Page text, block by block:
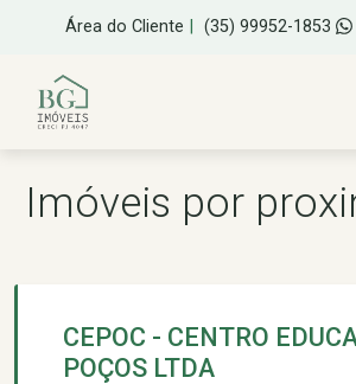
Área do Cliente (35) 99952-1853
Imóveis por
CEPOC - CENTRO
POÇOS LTDA